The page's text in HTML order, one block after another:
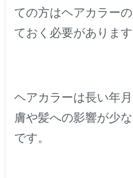
ての方はヘアカラー
ておく必要があります
ヘアカラーは長い年
膚や髪への影響が少
です。